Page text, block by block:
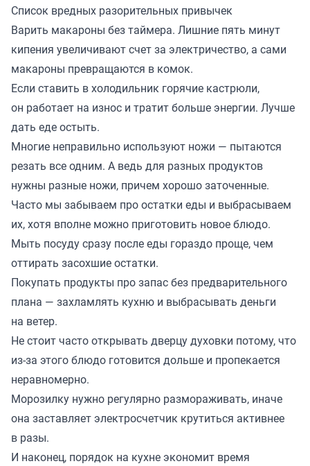
Список вредных разорительных привычек
Варить макароны без таймера. Лишние пять минут
кипения увеличивают счет за электричество, а сами
макароны превращаются в комок.
Если ставить в холодильник горячие кастрюли,
он работает на износ и тратит больше энергии. Лучше
дать еде остыть.
Многие неправильно используют ножи — пытаются
резать все одним. А ведь для разных продуктов
нужны разные ножи, причем хорошо заточенные.
Часто мы забываем про остатки еды и выбрасываем
их, хотя вполне можно приготовить новое блюдо.
Мыть посуду сразу после еды гораздо проще, чем
оттирать засохшие остатки.
Покупать продукты про запас без предварительного
плана — захламлять кухню и выбрасывать деньги
на ветер.
Не стоит часто открывать дверцу духовки потому, что
из-за этого блюдо готовится дольше и пропекается
неравномерно.
Морозилку нужно регулярно размораживать, иначе
она заставляет электросчетчик крутиться активнее
в разы.
И наконец, порядок на кухне экономит время